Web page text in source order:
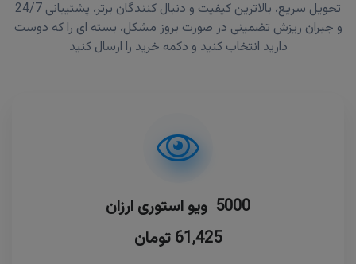
تحویل سریع، بالاترین کیفیت و دنبال کنندگان برتر، پشتیبانی 24/7
و جبران ریزش تضمینی در صورت بروز مشکل، بسته ای را که دوست
دارید انتخاب کنید و دکمه خرید را ارسال کنید
5000 ویو استوری ارزان
61,425 تومان